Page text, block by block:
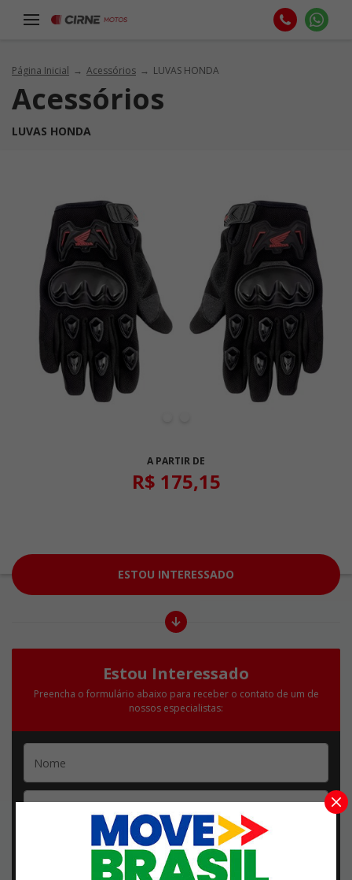
Página Inicial Acessórios LUVAS HONDA
Acessórios
LUVAS HONDA
A PARTIR DE
R$ 175,15
ESTOU INTERESSADO
Estou Interessado
Preencha o formulário abaixo para receber o contato de um de
nossos especialistas: